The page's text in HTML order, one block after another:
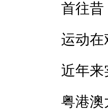
首往昔
运动在
近年来
粤港澳